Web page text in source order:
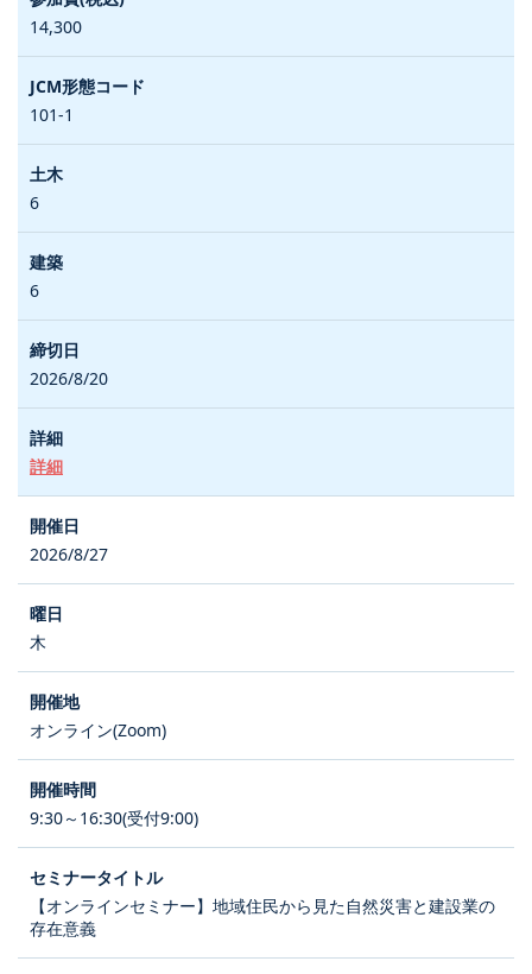
14,300
101-1
6
6
2026/8/20
詳細
2026/8/27
木
オンライン(Zoom)
9:30～16:30(受付9:00)
【オンラインセミナー】地域住民から見た自然災害と建設業の
存在意義